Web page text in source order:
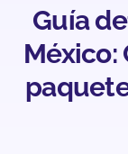
Guía
México: